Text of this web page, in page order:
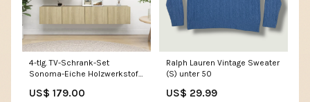
4-tlg. TV-Schrank-Set
Sonoma-Eiche Holzwerkstoff
US$ 179.00
Ralph Lauren Vintage Sweater
(S) unter 50
US$ 29.99